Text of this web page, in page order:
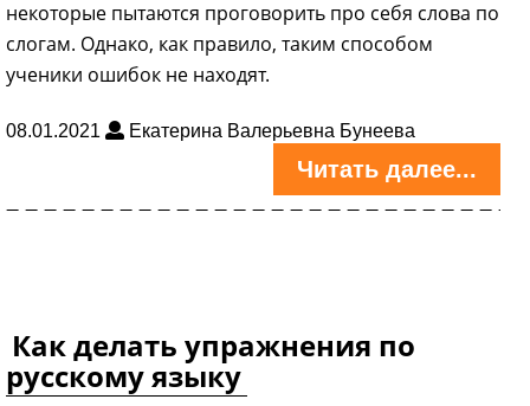
некоторые пытаются проговорить про себя слова по
слогам. Однако, как правило, таким способом
ученики ошибок не находят.
08.01.2021 Екатерина Валерьевна Бунеева
Читать далее...
Как делать упражнения по
русскому языку